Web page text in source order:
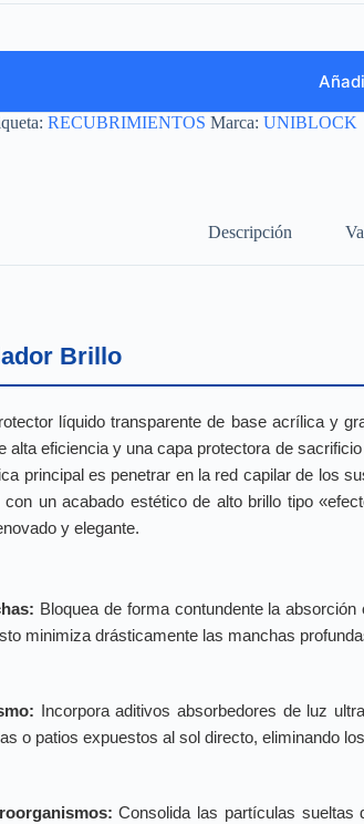
RECUBRIMIENTOS Marca: UNIBLOCK
Descripción
Brillo
líquido transparente de base acrílica y
alta eficiencia y una capa protectora de
principal es penetrar en la red capilar de los
un acabado estético de alto brillo tipo
y elegante.
Bloquea de forma contundente la
minimiza drásticamente las manchas
Incorpora aditivos absorbedores de luz
o patios expuestos al sol directo, eliminando
Consolida las partículas sueltas